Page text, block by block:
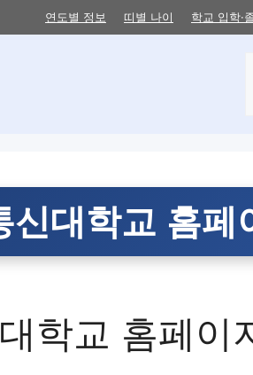
연도별 정보 띠별 나이 학교 입학·
신대학교 홈페
학교 홈페이